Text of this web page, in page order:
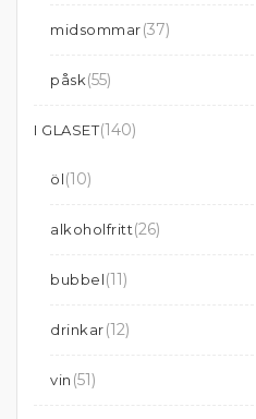
midsommar(37)
påsk(55)
I GLASET(140)
öl(10)
alkoholfritt(26)
bubbel(11)
drinkar(12)
vin (51)